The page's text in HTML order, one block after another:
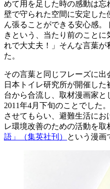
めて用を足した時の感動は忘
壁で守られた空間に安定し
ん張ることができる安心感
きという、当たり前のことに
れで大丈夫！」そんな言葉が
た。
その言葉と同じフレーズに出
日本トイレ研究所が開催し
台から合流し、取材漫画家
2011年4月下旬のことでした
させてもらい、避難生活に
レ環境改善のための活動を取
語」（集英社刊）
という漫画